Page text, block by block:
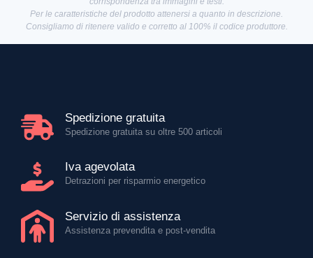
Per le caratteristiche del prodotto attenersi a quanto in descrizione.
Consigliamo di ritenere valido e corretto al 100% il codice produttore.
Spedizione gratuita
Spedizione gratuita su oltre 500 articoli
Iva agevolata
Detrazioni per risparmio energetico
Servizio di assistenza
Assistenza prevendita e post-vendita